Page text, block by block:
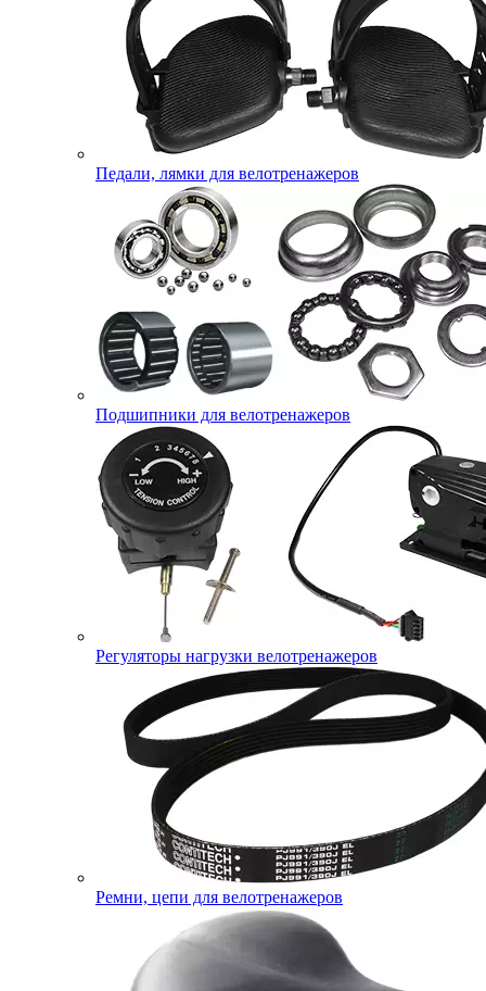
Педали, лямки для велотренажеров
Подшипники для велотренажеров
Регуляторы нагрузки велотренажеров
Ремни, цепи для велотренажеров